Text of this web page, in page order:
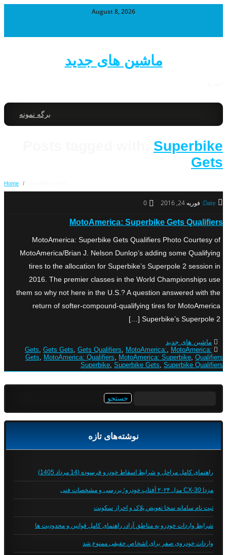
August 8, 2026
ماشین های جدید
برگه نمونه
Superbike
Gets
Home /
Date: فوریه 24, 2016 0
MotoAmerica: Superbike Gets Qualifiers
MotoAmerica: Superbike Gets Qualifiers Photo Courtesy of
MotoAmerica/Brian J. Nelson Dunlop’s adding some Qualifying
tires to the allocation for Superbike’s Superpole 2 session in
2016. The premier classes in the World Championships use
them so why not here in the U.S.? A question answered with the
return of softer-compound-qualifying tires for MotoAmerica
Superbike’s Superpole 2 […]
ماشین های جدید
Gets, Gets Gets, Gets Qualifiers, MotoAmerica:, MotoAmerica:
Gets, MotoAmerica: Qualifiers, MotoAmerica: Superbike, Qualifiers
Superbike, Superbike Gets, Superbike Qualifiers
نوشته‌های تازه
راهنمای کامل مراحل و شرایط اسقاط خودرو فرسوده (14 مرداد 1405)
مزدا CX-30 مدل ۲۰۲۴ آفتاب خودرو؛ بررسی و مشخصات فنی
ثبت نام سامانه سخا تعویض پلاک و احراز سکونت
شرایط واردات خودرو به مناطق آزاد، راهنمای کامل قوانین و محدودیت ها
واردات خودروی صفر برای اشخاص حقیقی ممنوع شد